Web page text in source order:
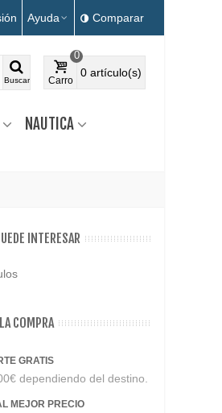
Ayuda Comparar
Buscar Carro
0
0 artículo(s)
NAUTICA
INTERESAR
COMPRA
GRATIS
dependiendo del destino.
MEJOR PRECIO